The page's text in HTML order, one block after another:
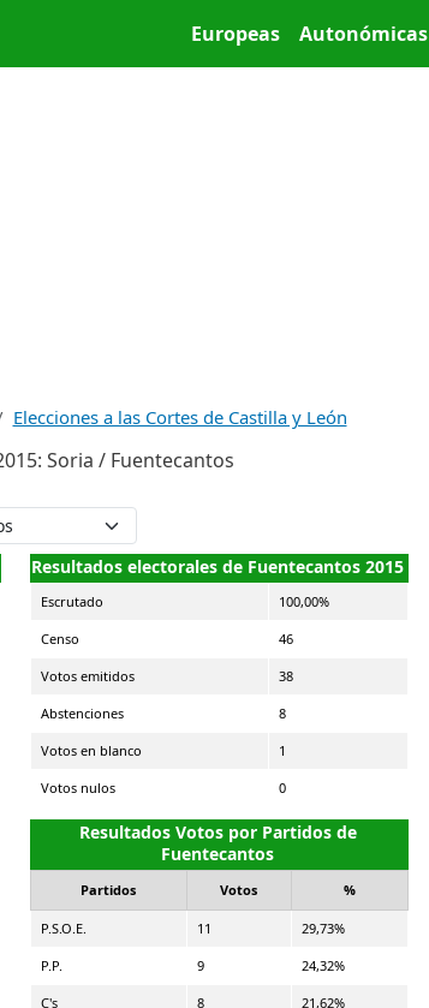
Main menu
Europeas Autonómicas
Elecciones a las Cortes de Castilla y León
Soria / Fuentecantos
Resultados electorales de Fuentecantos 2015
Escrutado 100,00%
Censo 46
Votos emitidos 38
Abstenciones 8
Votos en blanco 1
Votos nulos 0
Resultados Votos por Partidos de
Fuentecantos
Partidos Votos %
P.S.O.E. 11 29,73%
P.P. 9 24,32%
C's 8 21,62%